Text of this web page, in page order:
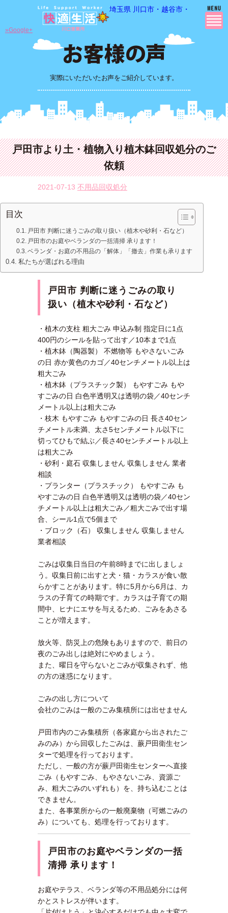
埼玉県 川口市・越谷市・さいたま
実際にいただいたお声をご紹介しています。
»Google+
戸田市より土・植物入り植木鉢回収処分のご
依頼
2021-07-13 不用品回収処分
目次
戸田市 判断に迷うごみの取り扱い（植木や砂利・石など）
戸田市のお庭やベランダの一括清掃 承ります！
ベランダ・お庭の不用品の「解体」「撤去」作業も承ります
私たちが選ばれる理由
戸田市 判断に迷うごみの取り
扱い（植木や砂利・石など）
・植木の支柱 粗大ごみ 申込み制 指定日に1点
400円のシールを貼って出す／10本まで1点
・植木鉢（陶器製） 不燃物等 もやさないごみ
の日 赤か黄色のカゴ／40センチメートル以上は
粗大ごみ
・植木鉢（プラスチック製） もやすごみ もや
すごみの日 白色半透明又は透明の袋／40センチ
メートル以上は粗大ごみ
・枝木 もやすごみ もやすごみの日 長さ40セン
チメートル未満、太さ5センチメートル以下に
切ってひもで結ぶ／長さ40センチメートル以上
は粗大ごみ
・砂利・庭石 収集しません 収集しません 業者
相談
・プランター（プラスチック） もやすごみ も
やすごみの日 白色半透明又は透明の袋／40セン
チメートル以上は粗大ごみ／粗大ごみで出す場
合、シール1点で5個まで
・ブロック（石） 収集しません 収集しません
業者相談
ごみは収集日当日の午前8時までに出しましょ
う。収集日前に出すと犬・猫・カラスが食い散
らかすことがあります。特に5月から6月は、カ
ラスの子育ての時期です。カラスは子育ての期
間中、ヒナにエサを与えるため、ごみをあさる
ことが増えます。
放火等、防災上の危険もありますので、前日の
夜のごみ出しは絶対にやめましょう。
また、曜日を守らないとごみが収集されず、他
の方の迷惑になります。
ごみの出し方について
会社のごみは一般のごみ集積所には出せません
戸田市内のごみ集積所（各家庭から出されたご
みのみ）から回収したごみは、蕨戸田衛生セン
ターで処理を行っております。
ただし、一般の方が蕨戸田衛生センターへ直接
ごみ（もやすごみ、もやさないごみ、資源ご
み、粗大ごみのいずれも）を、持ち込むことは
できません。
また、各事業所からの一般廃棄物（可燃ごみの
み）についても、処理を行っております。
戸田市のお庭やベランダの一括
清掃 承ります！
お庭やテラス、ベランダ等の不用品処分には何
かとストレスが伴います。